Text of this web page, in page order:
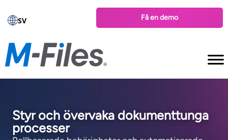
SV Få en demo
Styr och övervaka dokumenttunga
processer